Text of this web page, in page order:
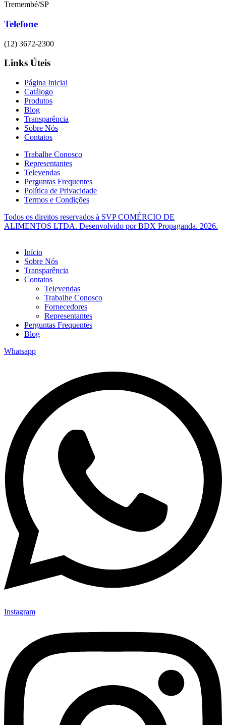
Tremembé/SP
Telefone
(12) 3672-2300
Links Úteis
Página Inicial
Catálogo
Produtos
Blog
Transparência
Sobre Nós
Contatos
Trabalhe Conosco
Representantes
Televendas
Perguntas Frequentes
Política de Privacidade
Termos e Condições
Todos os direitos reservados à SVP COMÉRCIO DE
ALIMENTOS LTDA. Desenvolvido porBDX Propaganda. 2026.
Início
Sobre Nós
Transparência
Contatos
Televendas
Trabalhe Conosco
Fornecedores
Representantes
Perguntas Frequentes
Blog
Whatsapp
Instagram